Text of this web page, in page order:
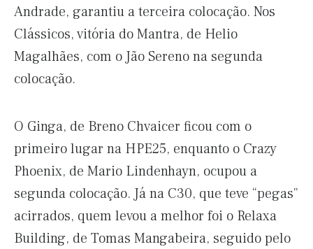
Andrade, garantiu a terceira colocação. Nos
Clássicos, vitória do Mantra, de Helio
Magalhães, com o Jão Sereno na segunda
colocação.
O Ginga, de Breno Chvaicer ficou com o
primeiro lugar na HPE25, enquanto o Crazy
Phoenix, de Mario Lindenhayn, ocupou a
segunda colocação. Já na C30, que teve “pegas”
acirrados, quem levou a melhor foi o Relaxa
Building, de Tomas Mangabeira, seguido pelo